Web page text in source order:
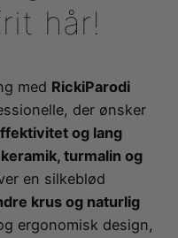
hår!
med RickiParodi
der ønsker
og lang
keramik, turmalin og
en silkeblød
krus og naturlig
ergonomisk design,